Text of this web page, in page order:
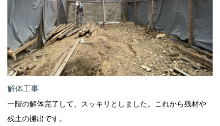
解体工事
一階の解体完了して、スッキリとしました。これから残材や
残土の搬出です。